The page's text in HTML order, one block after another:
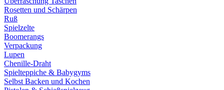
Rosetten und Schärpen
Ruß
Spielzelte
Boomerangs
Verpackung
Lupen
Chenille-Draht
Spielteppiche & Babygyms
Selbst Backen und Kochen